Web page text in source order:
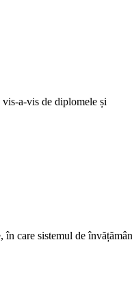
a-vis de diplomele și
care sistemul de